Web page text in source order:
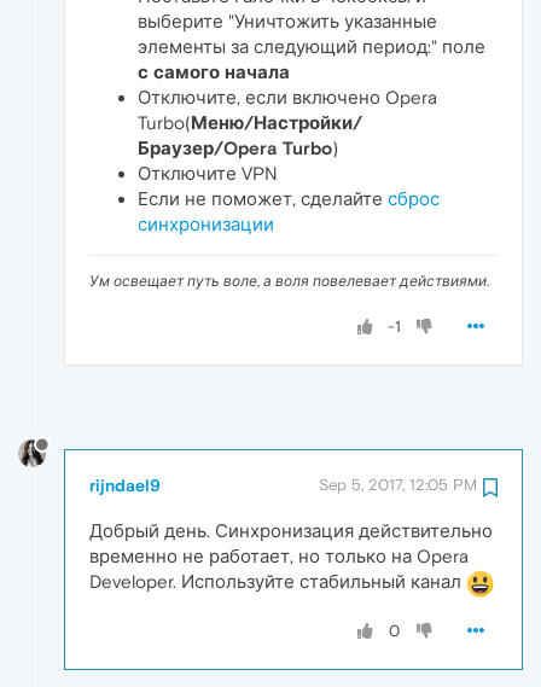
выберите "Уничтожить указанные
элементы за следующий период:" поле
с самого начала
Отключите, если включено Opera
Turbo(Меню/Настройки/
Браузер/Opera Turbo)
Отключите VPN
Если не поможет, сделайте сброс
синхронизации
Ум освещает путь воле, а воля повелевает действиями.
-1
rijndael9 Sep 5, 2017, 12:05 PM
Добрый день. Синхронизация действительно
временно не работает, но только на Opera
Developer. Используйте стабильный канал
0